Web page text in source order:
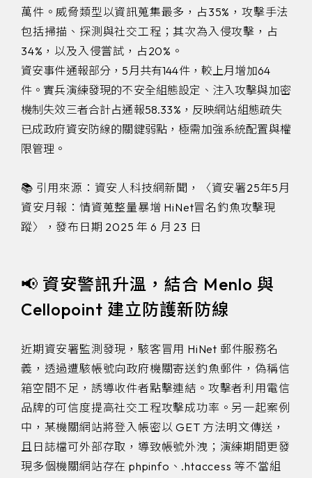
萬件。威脅類型以資訊蒐集最多，占35%，攻擊手法
包括掃描、探測與社交工程；其次為入侵攻擊，占
34%，以及入侵嘗試，占20%。
資安事件通報部分，5月共有144件，較上月增加64
件。實兵演練發現的不安全組態設定、注入攻擊與加密
機制失效三者合計占通報58.33%，反映網站組態疏失
已成政府資安防線的關鍵弱點，極需加強系統配置與權
限管理。
📚 引用來源：資安人科技網新聞，〈資安署25年5月
資安月報：情資蒐整量暴增 HiNet冒名釣魚攻擊現
蹤〉，發布日期 2025 年 6 月 23 日
📢 資安警訊升溫，結合 Menlo 與
Cellopoint 建立防護新防線
近期資安署監測發現，駭客冒用 HiNet 郵件服務名
義，透過遭駭帳號向政府機關寄送釣魚郵件，偽稱信
箱空間不足，誘導收件者點擊連結。攻擊者利用電信
品牌的可信度提高社交工程攻擊成功率。另一起案例
中，某機關網站將登入帳密以 GET 方法明文傳送，
且日誌檔可外部存取，導致帳號外洩；演練期間更發
現多個機關網站存在 phpinfo、.htaccess 等不當組